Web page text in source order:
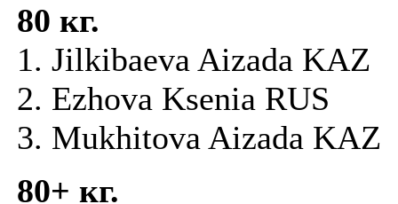
80 кг.
1. Jilkibaeva Aizada KAZ
2. Ezhova Ksenia RUS
3. Mukhitova Aizada KAZ
80+ кг.